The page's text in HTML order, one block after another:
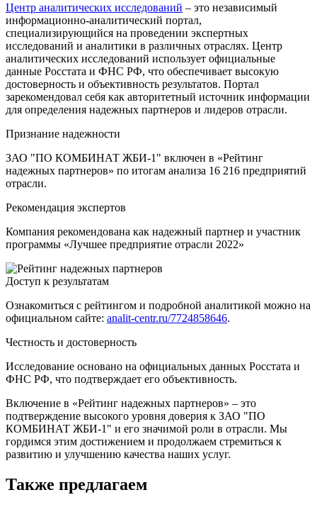
Центр аналитических исследований – это независимый
информационно-аналитический портал,
специализирующийся на проведении экспертных
исследований и аналитики в различных отраслях. Центр
аналитических исследований использует официальные
данные Росстата и ФНС РФ, что обеспечивает высокую
достоверность и объективность результатов. Портал
зарекомендовал себя как авторитетный источник информации
для определения надежных партнеров и лидеров отрасли.
Признание надежности
ЗАО "ПО КОМБИНАТ ЖБИ-1" включен в «Рейтинг
надежных партнеров» по итогам анализа 16 216 предприятий
отрасли.
Рекомендация экспертов
Компания рекомендована как надежный партнер и участник
программы «Лучшее предприятие отрасли 2022»
Доступ к результатам
Ознакомиться с рейтингом и подробной аналитикой можно на
официальном сайте: analit-centr.ru/7724858646.
Честность и достоверность
Исследование основано на официальных данных Росстата и
ФНС РФ, что подтверждает его объективность.
Включение в «Рейтинг надежных партнеров» – это
подтверждение высокого уровня доверия к ЗАО "ПО
КОМБИНАТ ЖБИ-1" и его значимой роли в отрасли. Мы
гордимся этим достижением и продолжаем стремиться к
развитию и улучшению качества наших услуг.
Также предлагаем